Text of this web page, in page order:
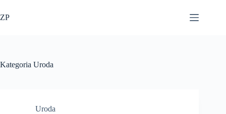
do
treści
ZP
Kategoria Uroda
Uroda